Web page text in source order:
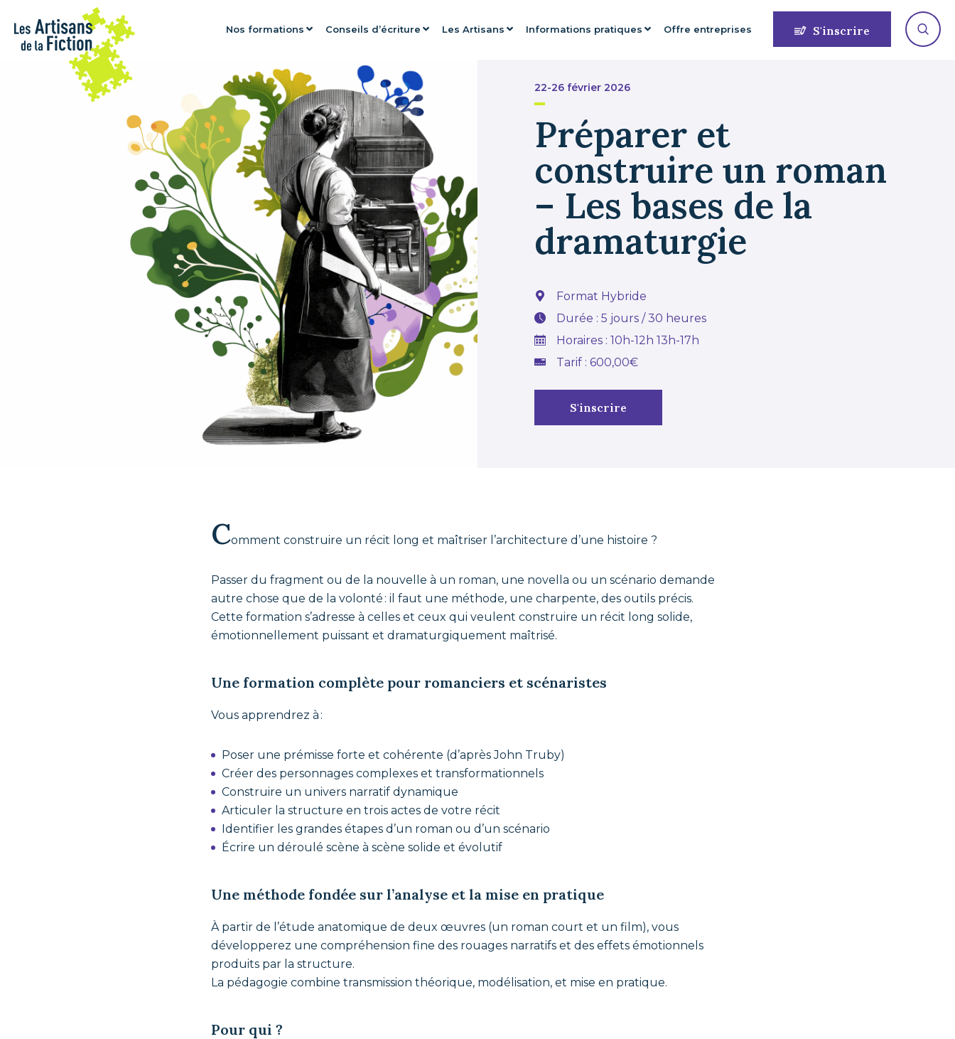
Nos formations Conseils d’écriture Les Artisans Informations pratiques Offre entreprises S'inscrire
22-26 février 2026
Préparer et
construire un roman
– Les bases de la
dramaturgie
Format Hybride
Durée : 5 jours / 30 heures
Horaires : 10h-12h 13h-17h
Tarif : 600,00€
S'inscrire
Comment construire un récit long et maîtriser l’architecture d’une histoire ?
Passer du fragment ou de la nouvelle à un roman, une novella ou un scénario demande
autre chose que de la volonté : il faut une méthode, une charpente, des outils précis.
Cette formation s’adresse à celles et ceux qui veulent construire un récit long solide,
émotionnellement puissant et dramaturgiquement maîtrisé.
Une formation complète pour romanciers et scénaristes
Vous apprendrez à :
Poser une prémisse forte et cohérente (d’après John Truby)
Créer des personnages complexes et transformationnels
Construire un univers narratif dynamique
Articuler la structure en trois actes de votre récit
Identifier les grandes étapes d’un roman ou d’un scénario
Écrire un déroulé scène à scène solide et évolutif
Une méthode fondée sur l’analyse et la mise en pratique
À partir de l’étude anatomique de deux œuvres (un roman court et un film), vous
développerez une compréhension fine des rouages narratifs et des effets émotionnels
produits par la structure.
La pédagogie combine transmission théorique, modélisation, et mise en pratique.
Pour qui ?